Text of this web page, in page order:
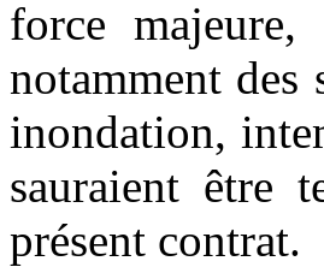
force
notamment des
inondation,
sauraient être
présent contrat.